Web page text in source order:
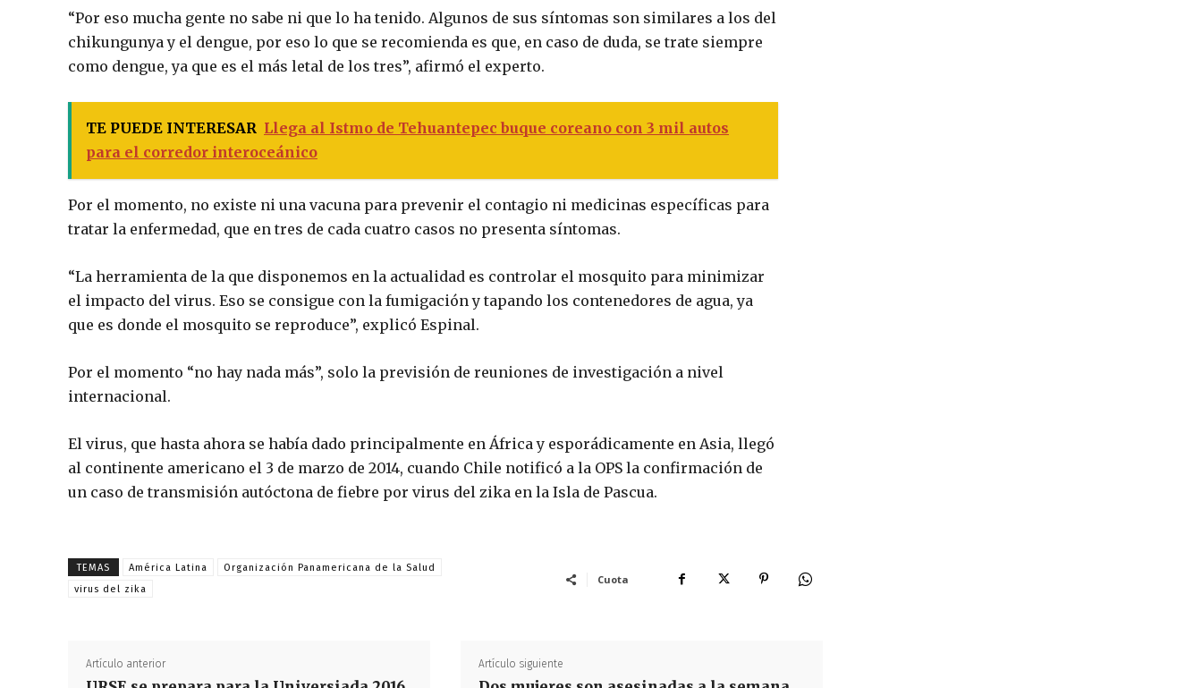
“Por eso mucha gente no sabe ni que lo ha tenido. Algunos de sus síntomas son similares a los del
chikungunya y el dengue, por eso lo que se recomienda es que, en caso de duda, se trate siempre
como dengue, ya que es el más letal de los tres”, afirmó el experto.
TE PUEDE INTERESAR Llega al Istmo de Tehuantepec buque coreano con 3 mil autos
para el corredor interoceánico
Por el momento, no existe ni una vacuna para prevenir el contagio ni medicinas específicas para
tratar la enfermedad, que en tres de cada cuatro casos no presenta síntomas.
“La herramienta de la que disponemos en la actualidad es controlar el mosquito para minimizar
el impacto del virus. Eso se consigue con la fumigación y tapando los contenedores de agua, ya
que es donde el mosquito se reproduce”, explicó Espinal.
Por el momento “no hay nada más”, solo la previsión de reuniones de investigación a nivel
internacional.
El virus, que hasta ahora se había dado principalmente en África y esporádicamente en Asia, llegó
al continente americano el 3 de marzo de 2014, cuando Chile notificó a la OPS la confirmación de
un caso de transmisión autóctona de fiebre por virus del zika en la Isla de Pascua.
TEMAS América Latina
Organización Panamericana de la Salud
virus del zika
Cuota
Artículo anterior Artículo siguiente